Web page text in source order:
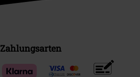
Zahlungsarten